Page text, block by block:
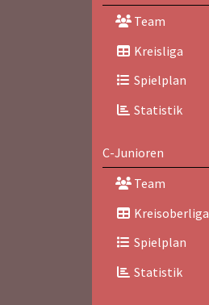
Team
Kreisliga
Spielplan
Statistik
C-Junioren
Team
Kreisoberliga
Spielplan
Statistik